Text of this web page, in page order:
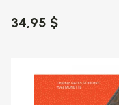
34,95 $